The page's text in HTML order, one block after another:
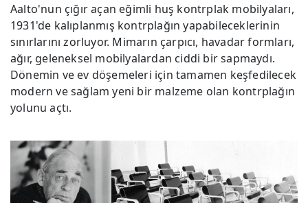
Aalto'nun çığır açan eğimli huş kontrplak mobilyaları,
1931'de kalıplanmış kontrplağın yapabileceklerinin
sınırlarını zorluyor. Mimarın çarpıcı, havadar formları,
ağır, geleneksel mobilyalardan ciddi bir sapmaydı.
Dönemin ve ev döşemeleri için tamamen keşfedilecek
modern ve sağlam yeni bir malzeme olan kontrplağın
yolunu açtı.